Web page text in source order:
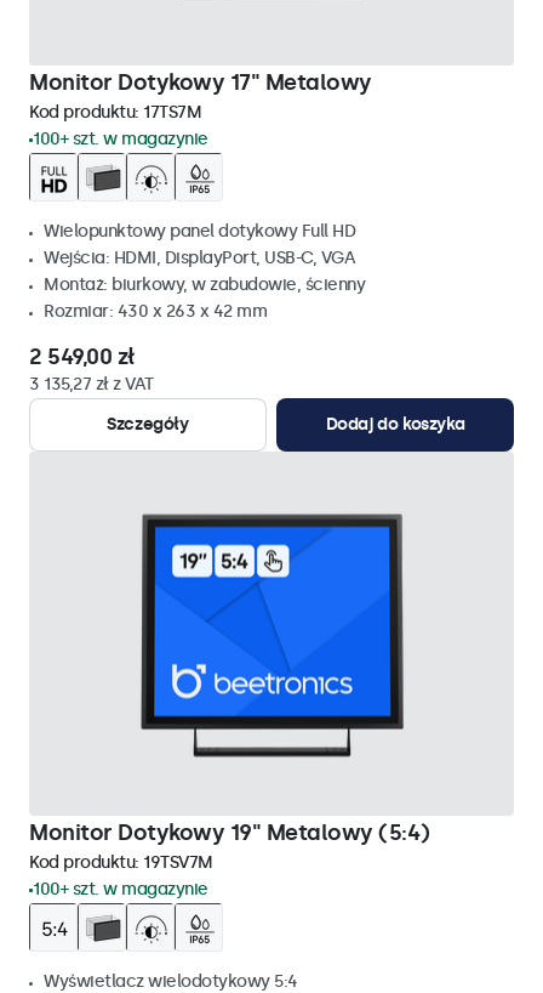
Monitor Dotykowy 17" Metalowy
Kod produktu: 17TS7M
100+ szt. w magazynie
Wielopunktowy panel dotykowy Full HD
Wejścia: HDMI, DisplayPort, USB-C, VGA
Montaż: biurkowy, w zabudowie, ścienny
Rozmiar: 430 x 263 x 42 mm
2 549,00 zł
3 135,27 zł z VAT
Szczegóły
Dodaj do koszyka
Monitor Dotykowy 19" Metalowy (5:4)
Kod produktu: 19TSV7M
100+ szt. w magazynie
Wyświetlacz wielodotykowy 5:4